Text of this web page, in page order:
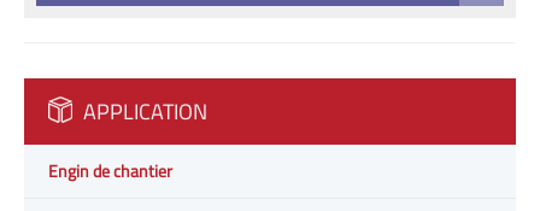
APPLICATION
Engin de chantier